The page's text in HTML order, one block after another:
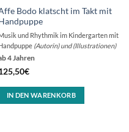
Bodo klatscht im Takt mit
4 Jahren
€
und Rhythmik im Kindergarten mit
(Autorin) und (Illustrationen)
IN DEN WARENKORB